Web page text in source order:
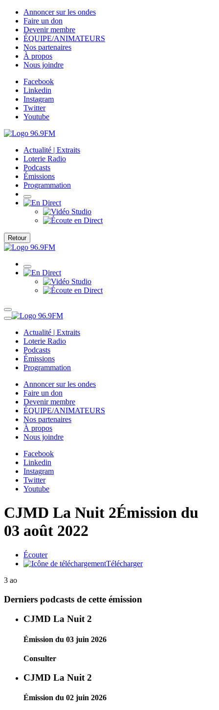
Annoncer sur les ondes
Faire un don
Devenir membre
ÉQUIPE/ANIMATEURS
Nos partenaires
À propos
Nous joindre
Facebook
Linkedin
Instagram
Twitter
Youtube
Actualité | Extraits
Loterie Radio
Podcasts
Émissions
Programmation
Retour
Actualité | Extraits
Loterie Radio
Podcasts
Émissions
Programmation
Annoncer sur les ondes
Faire un don
Devenir membre
ÉQUIPE/ANIMATEURS
Nos partenaires
À propos
Nous joindre
Facebook
Linkedin
Instagram
Twitter
Youtube
CJMD La Nuit 2Émission du
03 août 2022
Écouter
Télécharger
3 ao
Derniers podcasts de cette émission
CJMD La Nuit 2
Émission du 03 juin 2026
Consulter
CJMD La Nuit 2
Émission du 02 juin 2026